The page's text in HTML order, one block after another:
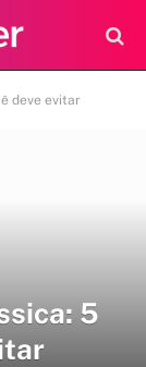
deve evitar
5